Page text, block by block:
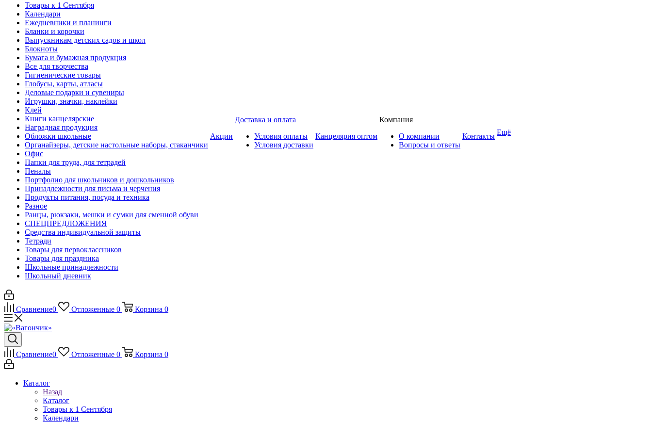
Товары к 1 Сентября
Календари
Ежедневники и планинги
Бланки и корочки
Выпускникам детских садов и школ
Блокноты
Бумага и бумажная продукция
Все для творчества
Гигиенические товары
Глобусы, карты, атласы
Деловые подарки и сувениры
Игрушки, значки, наклейки
Клей
Книги канцелярские
Наградная продукция
Обложки школьные
Органайзеры, детские настольные наборы, стаканчики
Офис
Папки для труда, для тетрадей
Пеналы
Портфолио для школьников и дошкольников
Принадлежности для письма и черчения
Продукты питания, посуда и техника
Разное
Ранцы, рюкзаки, мешки и сумки для сменной обуви
СПЕЦПРЕДЛОЖЕНИЯ
Средства индивидуальной защиты
Тетради
Товары для первоклассников
Товары для праздника
Школьные принадлежности
Школьный дневник
Акции
Доставка и оплата
Условия оплаты
Условия доставки
Канцелярия оптом
Компания
О компании
Вопросы и ответы
Контакты Ещё
Сравнение0 Отложенные 0 Корзина 0
Сравнение0 Отложенные 0 Корзина 0
Каталог
Назад
Каталог
Товары к 1 Сентября
Календари